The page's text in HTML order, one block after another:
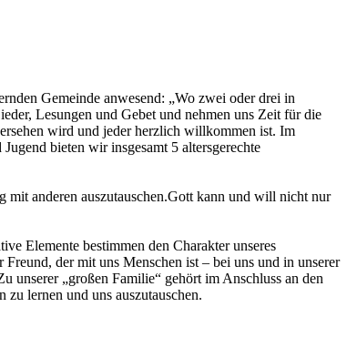
Gemeinde anwesend: „Wo zwei oder drei in
Lesungen und Gebet und nehmen uns Zeit für die
wird und jeder herzlich willkommen ist. Im
bieten wir insgesamt 5 altersgerechte
anderen auszutauschen.Gott kann und will nicht nur
Elemente bestimmen den Charakter unseres
der mit uns Menschen ist – bei uns und in unserer
unserer „großen Familie“ gehört im Anschluss an den
lernen und uns auszutauschen.